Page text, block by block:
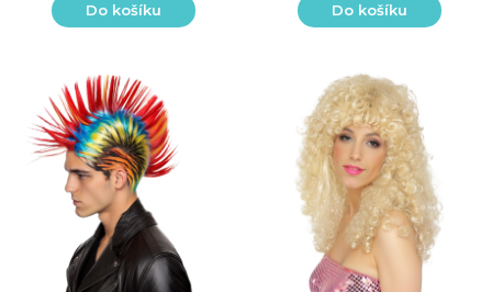
Do košíku Do košíku